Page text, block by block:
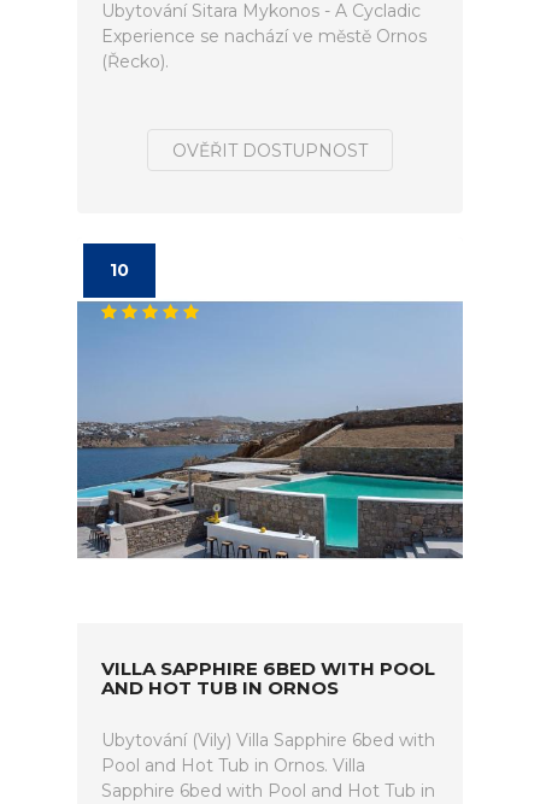
Ubytování Sitara Mykonos - A Cycladic
Experience se nachází ve městě Ornos
(Řecko).
OVĚŘIT DOSTUPNOST
10
VILLA SAPPHIRE 6BED WITH POOL
AND HOT TUB IN ORNOS
Ubytování (Vily) Villa Sapphire 6bed with
Pool and Hot Tub in Ornos. Villa
Sapphire 6bed with Pool and Hot Tub in